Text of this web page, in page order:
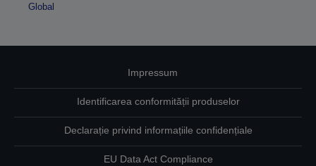
Global
Impressum
Identificarea conformității produselor
Declarație privind informațiile confidențiale
EU Data Act Compliance